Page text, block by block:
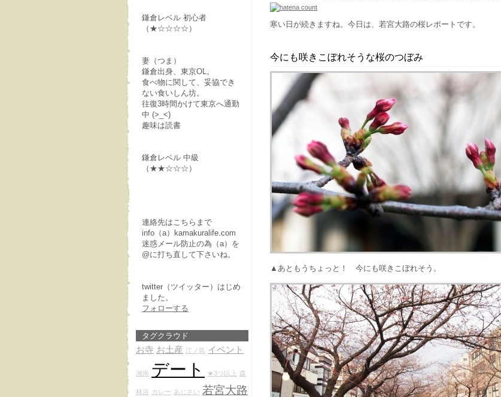
寒い日が続きますね。今日は、若宮大路の桜レポートです。
今にも咲きこぼれそうな桜のつぼみ
▲あともうちょっと！ 今にも咲きこぼれそう。
鎌倉レベル 初心者
（★☆☆☆☆）
妻（つま）
鎌倉出身、東京OL。
食べ物に関して、妥協でき
ない食いしん坊。
往復3時間かけて東京へ通勤
中 (>_<)
趣味は読書
鎌倉レベル 中級
（★★☆☆☆）
連絡先はこちらまで
info（a）kamakuralife.com
迷惑メール防止の為（a）を
@に打ち直して下さいね。
twitter（ツイッター）はじめ
ました。
フォローする
タグクラウド
お寺 お土産 江ノ島 イベント
湘南 デート ★3つ以上 森
林浴 カレー あじさい 若宮大路